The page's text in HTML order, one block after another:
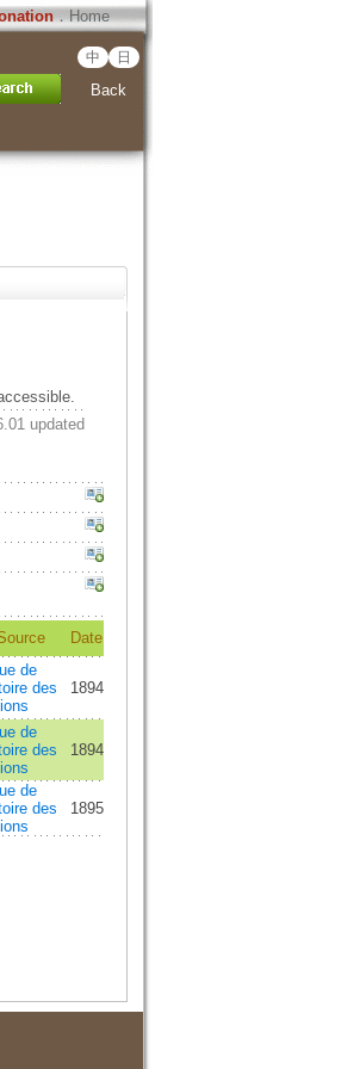
．Home
中 日
Back
updated
Date
de
des
1894
de
des
1894
de
des
1895